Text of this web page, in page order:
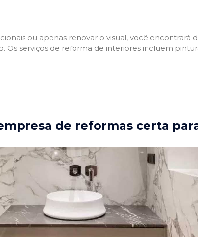
ou apenas renovar o visual, você encontrará
Os serviços de reforma de interiores incluem
de reformas certa